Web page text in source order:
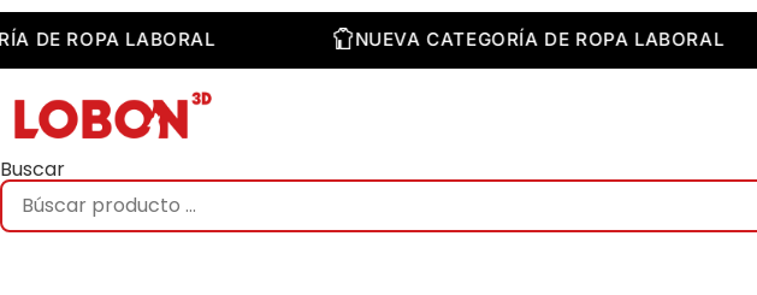
Saltar
al
contenidoDE ROPA LABORAL NUEVA CATEGORÍA DE ROPA LABORAL
Buscar